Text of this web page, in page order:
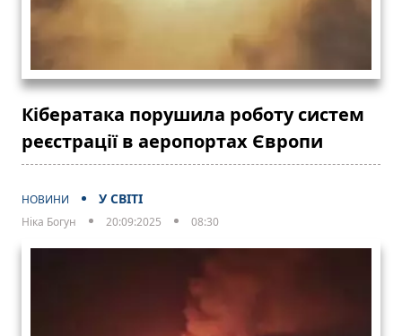
Кібератака порушила роботу систем
реєстрації в аеропортах Європи
НОВИНИ У СВІТІ
Ніка Богун 20:09:2025 08:30